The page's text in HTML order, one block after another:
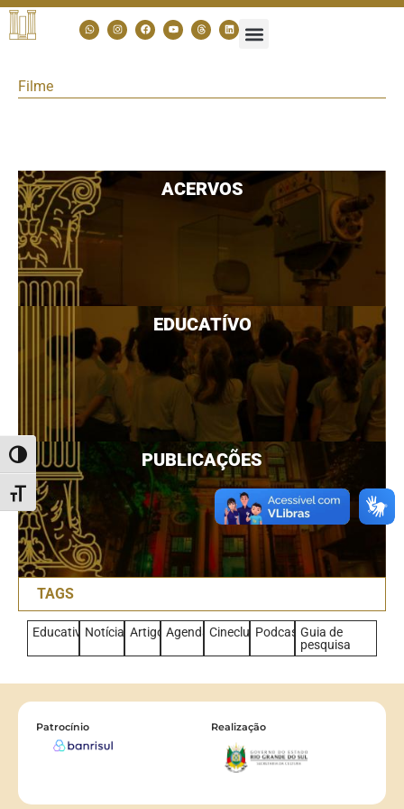
Alternar alto contraste
Alternar tamanho da fonte
ACERVOS
EDUCATÍVO
PUBLICAÇÕES
TAGS
EducativoNotíciasArtigo Agenda CineclubPodcastGuia de
pesquisa
Filme
Patrocínio Realização